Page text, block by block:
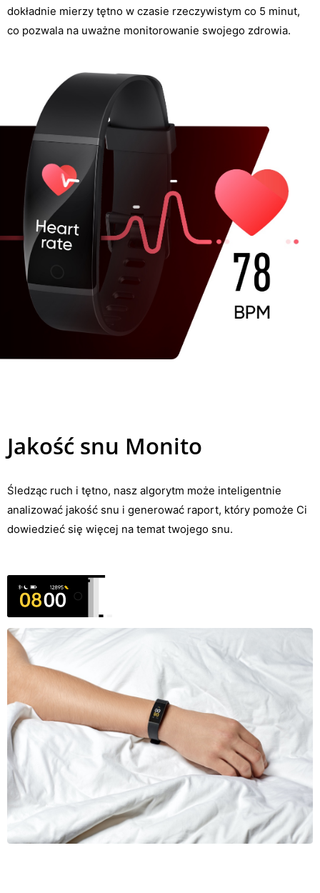
dokładnie mierzy tętno w czasie rzeczywistym co 5 minut,
co pozwala na uważne monitorowanie swojego zdrowia.
Jakość snu Monito
Śledząc ruch i tętno, nasz algorytm może inteligentnie
analizować jakość snu i generować raport, który pomoże Ci
dowiedzieć się więcej na temat twojego snu.